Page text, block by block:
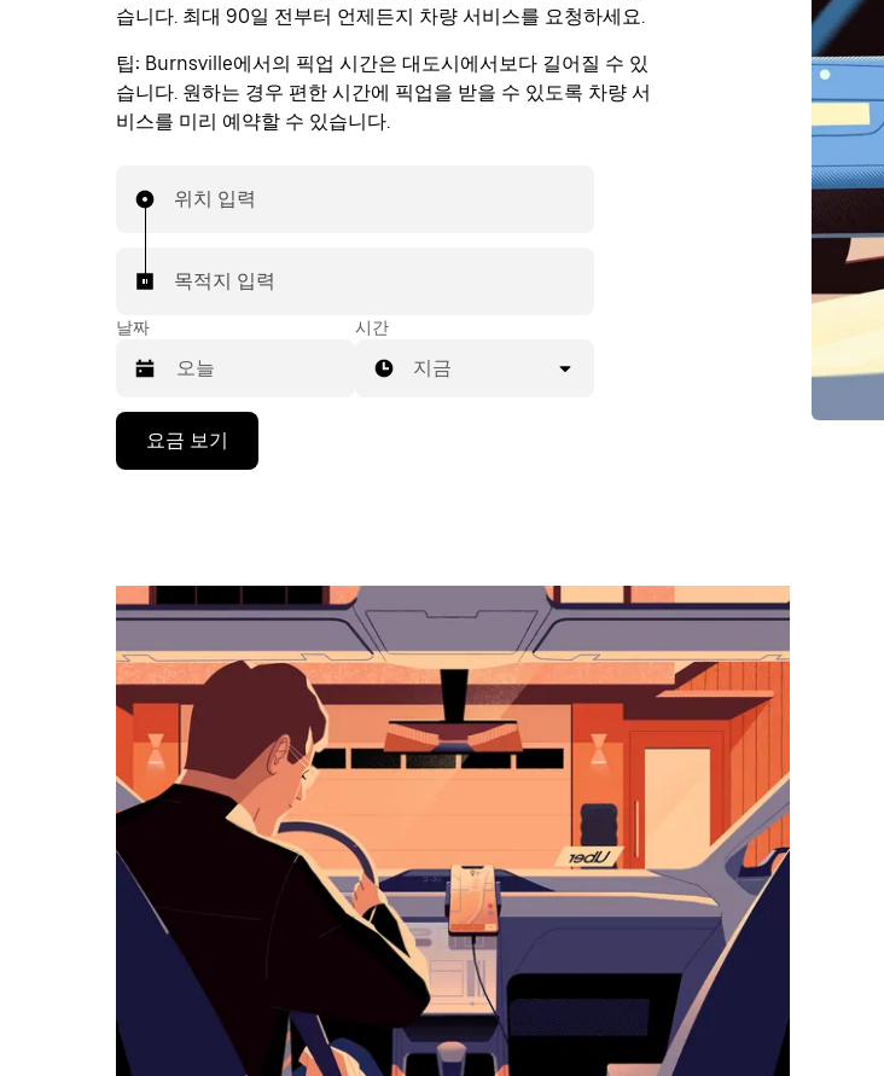
습니다. 최대 90일 전부터 언제든지 차량 서비스를 요청하세요.
팁: Burnsville에서의 픽업 시간은 대도시에서보다 길어질 수 있
습니다. 원하는 경우 편한 시간에 픽업을 받을 수 있도록 차량 서
비스를 미리 예약할 수 있습니다.
위치 입력
목적지 입력
날짜
려
아
래
화
키
를
러
날
세
요.
시간
지금
요금 보기